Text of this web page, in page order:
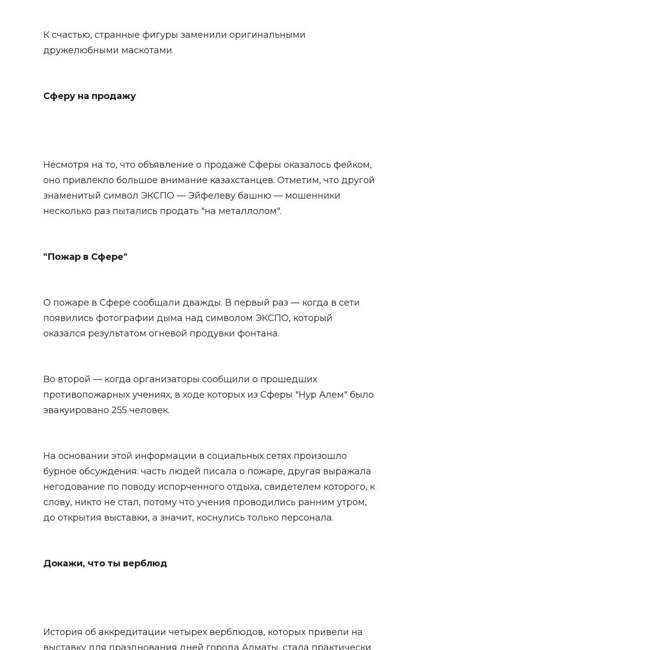
К счастью, странные фигуры заменили оригинальными
дружелюбными маскотами.
Сферу на продажу
Несмотря на то, что объявление о продаже Сферы оказалось фейком,
оно привлекло большое внимание казахстанцев. Отметим, что другой
знаменитый символ ЭКСПО — Эйфелеву башню — мошенники
несколько раз пытались продать "на металлолом".
"Пожар в Сфере"
О пожаре в Сфере сообщали дважды. В первый раз — когда в сети
появились фотографии дыма над символом ЭКСПО, который
оказался результатом огневой продувки фонтана.
Во второй — когда организаторы сообщили о прошедших
противопожарных учениях, в ходе которых из Сферы "Нур Алем" было
эвакуировано 255 человек.
На основании этой информации в социальных сетях произошло
бурное обсуждения: часть людей писала о пожаре, другая выражала
негодование по поводу испорченного отдыха, свидетелем которого, к
слову, никто не стал, потому что учения проводились ранним утром,
до открытия выставки, а значит, коснулись только персонала.
Докажи, что ты верблюд
История об аккредитации четырех верблюдов, которых привели на
выставку для празднования дней города Алматы, стала практически